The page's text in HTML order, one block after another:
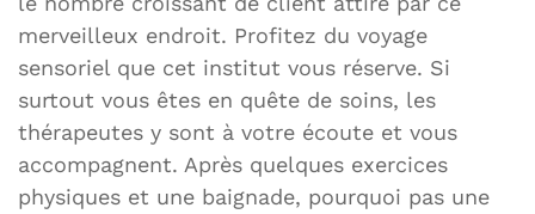
merveilleux endroit. Profitez du voyage
sensoriel que cet institut vous réserve. Si
surtout vous êtes en quête de soins, les
thérapeutes y sont à votre écoute et vous
accompagnent. Après quelques exercices
physiques et une baignade, pourquoi pas une